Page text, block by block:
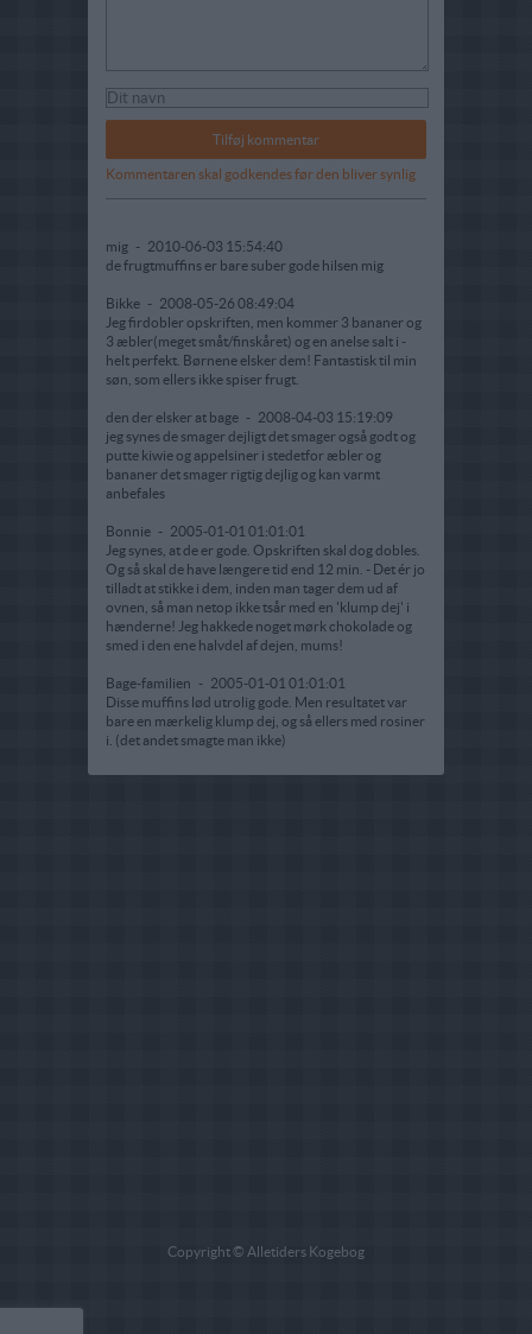
Kommentaren skal godkendes før den bliver synlig
mig - 2010-06-03 15:54:40
de frugtmuffins er bare suber gode hilsen mig
Bikke - 2008-05-26 08:49:04
Jeg firdobler opskriften, men kommer 3 bananer og
3 æbler(meget småt/finskåret) og en anelse salt i -
helt perfekt. Børnene elsker dem! Fantastisk til min
søn, som ellers ikke spiser frugt.
den der elsker at bage - 2008-04-03 15:19:09
jeg synes de smager dejligt det smager også godt og
putte kiwie og appelsiner i stedetfor æbler og
bananer det smager rigtig dejlig og kan varmt
anbefales
Bonnie - 2005-01-01 01:01:01
Jeg synes, at de er gode. Opskriften skal dog dobles.
Og så skal de have længere tid end 12 min. - Det ér jo
tilladt at stikke i dem, inden man tager dem ud af
ovnen, så man netop ikke tsår med en 'klump dej' i
hænderne! Jeg hakkede noget mørk chokolade og
smed i den ene halvdel af dejen, mums!
Bage-familien - 2005-01-01 01:01:01
Disse muffins lød utrolig gode. Men resultatet var
bare en mærkelig klump dej, og så ellers med rosiner
i. (det andet smagte man ikke)
Copyright © Alletiders Kogebog